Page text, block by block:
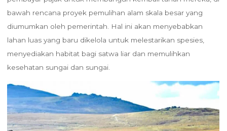
bawah rencana proyek pemulihan alam skala besar yang
diumumkan oleh pemerintah. Hal ini akan menyebabkan
lahan luas yang baru dikelola untuk melestarikan spesies,
menyediakan habitat bagi satwa liar dan memulihkan
kesehatan sungai dan sungai.